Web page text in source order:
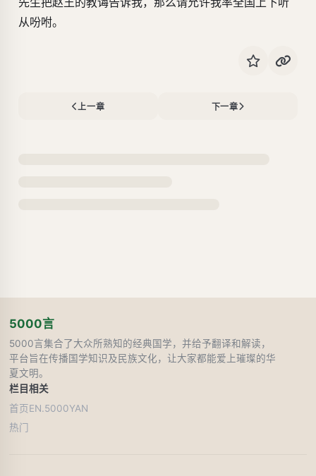
从吩咐。
上一章 下一章
5000言
5000言集合了大众所熟知的经典国学，并给予翻译和解读，
平台旨在传播国学知识及民族文化，让大家都能爱上璀璨的华
夏文明。
栏目
首页
热门
相关
EN.5000YAN